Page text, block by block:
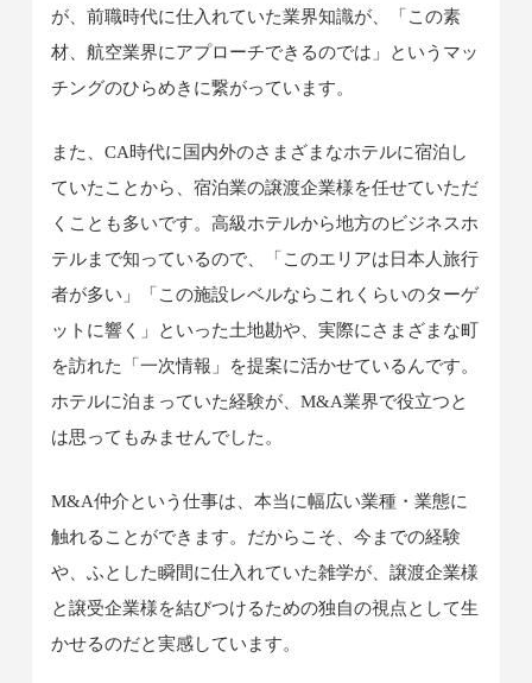
が、前職時代に仕入れていた業界知識が、「この素
材、航空業界にアプローチできるのでは」というマッ
チングのひらめきに繋がっています。
また、CA時代に国内外のさまざまなホテルに宿泊し
ていたことから、宿泊業の譲渡企業様を任せていただ
くことも多いです。高級ホテルから地方のビジネスホ
テルまで知っているので、「このエリアは日本人旅行
者が多い」「この施設レベルならこれくらいのターゲ
ットに響く」といった土地勘や、実際にさまざまな町
を訪れた「一次情報」を提案に活かせているんです。
ホテルに泊まっていた経験が、M&A業界で役立つと
は思ってもみませんでした。
M&A仲介という仕事は、本当に幅広い業種・業態に
触れることができます。だからこそ、今までの経験
や、ふとした瞬間に仕入れていた雑学が、譲渡企業様
と譲受企業様を結びつけるための独自の視点として生
かせるのだと実感しています。